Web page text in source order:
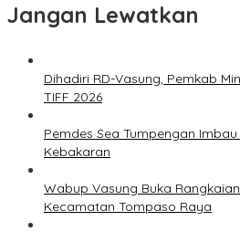
Jangan Lewatkan
Dihadiri RD-Vasung, Pemkab
TIFF 2026
Pemdes Sea Tumpengan
Kebakaran
Wabup Vasung Buka
Kecamatan Tompaso Raya